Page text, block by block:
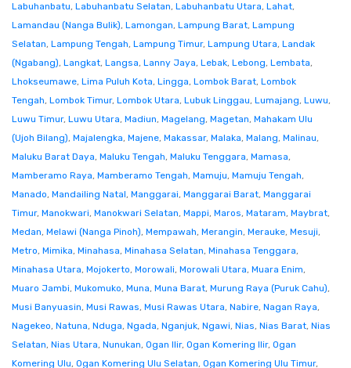
Labuhanbatu, Labuhanbatu Selatan, Labuhanbatu Utara, Lahat,
Lamandau (Nanga Bulik), Lamongan, Lampung Barat, Lampung
Selatan, Lampung Tengah, Lampung Timur, Lampung Utara, Landak
(Ngabang), Langkat, Langsa, Lanny Jaya, Lebak, Lebong, Lembata,
Lhokseumawe, Lima Puluh Kota, Lingga, Lombok Barat, Lombok
Tengah, Lombok Timur, Lombok Utara, Lubuk Linggau, Lumajang, Luwu,
Luwu Timur, Luwu Utara, Madiun, Magelang, Magetan, Mahakam Ulu
(Ujoh Bilang), Majalengka, Majene, Makassar, Malaka, Malang, Malinau,
Maluku Barat Daya, Maluku Tengah, Maluku Tenggara, Mamasa,
Mamberamo Raya, Mamberamo Tengah, Mamuju, Mamuju Tengah,
Manado, Mandailing Natal, Manggarai, Manggarai Barat, Manggarai
Timur, Manokwari, Manokwari Selatan, Mappi, Maros, Mataram, Maybrat,
Medan, Melawi (Nanga Pinoh), Mempawah, Merangin, Merauke, Mesuji,
Metro, Mimika, Minahasa, Minahasa Selatan, Minahasa Tenggara,
Minahasa Utara, Mojokerto, Morowali, Morowali Utara, Muara Enim,
Muaro Jambi, Mukomuko, Muna, Muna Barat, Murung Raya (Puruk Cahu),
Musi Banyuasin, Musi Rawas, Musi Rawas Utara, Nabire, Nagan Raya,
Nagekeo, Natuna, Nduga, Ngada, Nganjuk, Ngawi, Nias, Nias Barat, Nias
Selatan, Nias Utara, Nunukan, Ogan Ilir, Ogan Komering Ilir, Ogan
Komering Ulu, Ogan Komering Ulu Selatan, Ogan Komering Ulu Timur,